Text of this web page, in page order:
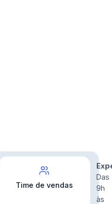
Time de vendas
Das
9h
às